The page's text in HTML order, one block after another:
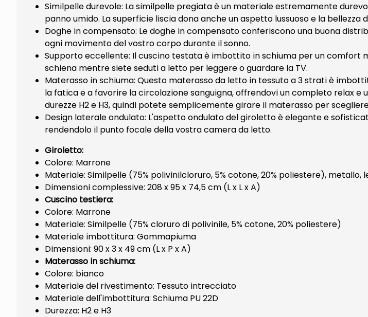
Similpelle durevole: La similpelle pregiata è un materiale estremamente
panno umido. La superficie liscia dona anche un aspetto lussuoso e la bellezza
Doghe in compensato: Le doghe in compensato conferiscono una buona
ogni movimento del vostro corpo durante il sonno.
Supporto eccellente: Il cuscino testata è imbottito in schiuma per un
schiena mentre siete seduti a letto per leggere o guardare la TV.
Materasso in schiuma: Questo materasso da letto in tessuto a 3 strati è
la fatica e a favorire la circolazione sanguigna, offrendovi un completo relax e
durezze H2 e H3, quindi potete semplicemente girare il materasso per
Design laterale ondulato: L'aspetto ondulato del giroletto è elegante e
rendendolo il punto focale della vostra camera da letto.
Giroletto:
Colore: Marrone
Materiale: Similpelle (75% polivinilcloruro, 5% cotone, 20% poliestere),
Dimensioni complessive: 208 x 95 x 74,5 cm (L x L x A)
Cuscino testiera:
Colore: Marrone
Materiale: Similpelle (75% cloruro di polivinile, 5% cotone, 20% poliestere)
Materiale imbottitura: Gommapiuma
Dimensioni: 90 x 3 x 49 cm (L x P x A)
Materasso in schiuma:
Colore: bianco
Materiale del rivestimento: Tessuto intrecciato
Materiale dell'imbottitura: Schiuma PU 22D
Durezza: H2 e H3